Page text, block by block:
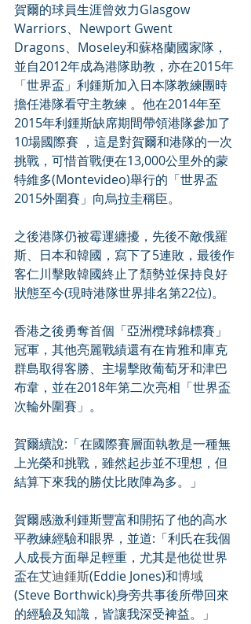
賀爾的球員生涯曾效力Glasgow
Warriors、Newport Gwent
Dragons、Moseley和蘇格蘭國家隊，
並自2012年成為港隊助教，亦在2015年
「世界盃」利鍾斯加入日本隊教練團時
擔任港隊看守主教練 。他在2014年至
2015年利鍾斯缺席期間帶領港隊參加了
10場國際賽 ，這是對賀爾和港隊的一次
挑戰，可惜首戰便在13,000公里外的蒙
特維多(Montevideo)舉行的「世界盃
2015外圍賽」向烏拉圭稱臣。
之後港隊仍被霉運纏擾，先後不敵俄羅
斯、日本和韓國，寫下了5連敗，最後作
客仁川擊敗韓國終止了頹勢並保持良好
狀態至今(現時港隊世界排名第22位)。
香港之後勇奪首個「亞洲欖球錦標賽」
冠軍，其他亮麗戰績還有在肯雅和庫克
群島取得客勝、主場擊敗葡萄牙和津巴
布韋，並在2018年第二次亮相「世界盃
次輪外圍賽」。
賀爾續說:「在國際賽層面執教是一種無
上光榮和挑戰，雖然起步並不理想，但
結算下來我的勝仗比敗陣為多。」
賀爾感激利鍾斯豐富和開拓了他的高水
平教練經驗和眼界，並道:「利氏在我個
人成長方面舉足輕重，尤其是他從世界
盃在艾迪鍾斯(Eddie Jones)和博域
(Steve Borthwick)身旁共事後所帶回來
的經驗及知識，皆讓我深受裨益。」